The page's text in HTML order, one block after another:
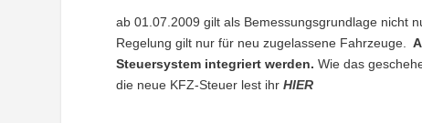
ab 01.07.2009 gilt als Bemessungsgrundlage nicht
Regelung gilt nur für neu zugelassene Fahrzeuge.
Steuersystem integriert werden. Wie das
die neue KFZ-Steuer lest ihrHIER